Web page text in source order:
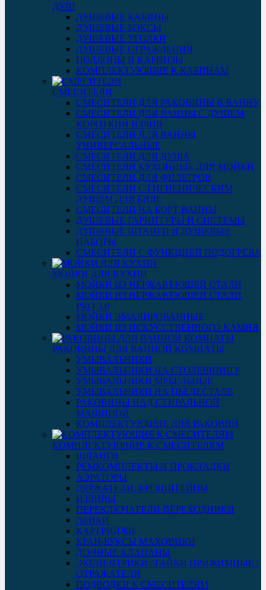
ДУШ
ДУШЕВЫЕ КАБИНЫ
ДУШЕВЫЕ БОКСЫ
ДУШЕВЫЕ УГОЛКИ
ДУШЕВЫЕ ОГРАЖДЕНИЯ
ПОДДОНЫ И КАРНИЗЫ
КОМПЛЕКТУЮЩИЕ К КАБИНАМ
СМЕСИТЕЛИ
СМЕСИТЕЛИ ДЛЯ РАКОВИНЫ В ВАННУ
СМЕСИТЕЛИ ДЛЯ ВАННЫ С ДУШЕМ
КОРОТКИЙ ИЗЛИВ
СМЕСИТЕЛИ ДЛЯ ВАННЫ
УНИВЕРСАЛЬНЫЕ
СМЕСИТЕЛИ ДЛЯ ДУША
СМЕСИТЕЛИ КУХОННЫЕ ДЛЯ МОЙКИ
СМЕСИТЕЛИ ДЛЯ ФИЛЬТРОВ
СМЕСИТЕЛИ С ГИГИЕНИЧЕСКИМ
ДУШЕМ ДЛЯ БИДЕ
СМЕСИТЕЛИ НА БОРТ ВАННЫ
ДУШЕВЫЕ ГАРНИТУРЫ И СИСТЕМЫ
ДУШЕВЫЕ ШТАНГИ И ДУШЕВЫЕ
НАБОРЫ
СМЕСИТЕЛИ С ФУНКЦИЕЙ ПОДОГРЕВА
МОЙКИ ДЛЯ КУХНИ
МОЙКИ ИЗ НЕРЖАВЕЮЩЕЙ СТАЛИ
МОЙКИ ИЗ НЕРЖАВЕЮЩЕЙ СТАЛИ
PRO 3.0
МОЙКИ ЭМАЛИРОВАННЫЕ
МОЙКИ ИЗ ИСКУССТВЕННОГО КАМНЯ
РАКОВИНЫ ДЛЯ ВАННОЙ КОМНАТЫ
УМЫВАЛЬНИКИ
УМЫВАЛЬНИКИ НА СТОЛЕШНИЦУ
УМЫВАЛЬНИКИ МЕБЕЛЬНЫЕ
УМЫВАЛЬНИКИ НА ПЬЕДЕСТАЛЕ
РАКОВИНЫ НАД СТИРАЛЬНОЙ
МАШИНОЙ
КОМПЛЕКТУЮЩИЕ ДЛЯ РАКОВИН
КОМПЛЕКТУЮЩИЕ К СМЕСИТЕЛЯМ
ШЛАНГИ
РЕМКОМПЛЕКТЫ И ПРОКЛАДКИ
АЭРАТОРЫ
ДЕРЖАТЕЛИ, КРОНШТЕЙНЫ
ИЗЛИВЫ
ПЕРЕКЛЮЧАТЕЛИ ПЕРЕХОДНИКИ
ЛЕЙКИ
КАРТРИДЖИ
КРАН-БУКСЫ МАХОВИКИ
ДОННЫЕ КЛАПАНЫ
ЭКСЦЕНТРИКИ / ГАЙКИ ПРИЖИМНЫЕ /
ОТРАЖАТЕЛИ
ПОДВОДКИ К СМЕСИТЕЛЯМ